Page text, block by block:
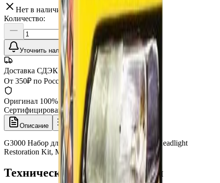
Нет в наличии
Количество:
Уточнить наличие
Доставка СДЭК
От 350₽ по России
Оригинал 100%
Сертифицированный товар
Описание Характеристики
G3000 Набор для полировки фар Heavy Duty Headlight
Restoration Kit, Meguiars
Технические характеристики